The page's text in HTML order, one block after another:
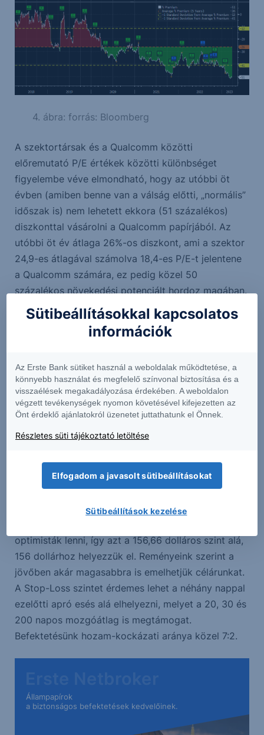
4. ábra: forrás: Bloomberg
A szektortársak és a Qualcomm közötti
előremutató P/E értékek közötti különbséget
figyelembe véve elmondható, hogy az utóbbi öt
évben (amiben benne van a válság előtti, „normális”
időszak is) nem lehetett ekkora (51 százalékos)
diszkonttal vásárolni a Qualcomm papírjából. Az
utóbbi öt év átlaga 26%-os diszkont, ami a szektor
24,9-es átlagával számolva 18,4-es P/E-t jelentene
a Qualcomm számára, ez pedig közel 50
százalékos növekedési potenciált hordoz magában.
Összegzés, stratégia
mélypontja elérkezhetett, vagy a következő
negyedév folyamán fog elérkezni. Ez jó hír a
Qualcommnak, melynek fő terméket a világ
legnagyobb mobiltelefongyártói vásárolják fel. Az
árfolyam már november óta emelkedik, mi pedig
lendületet fog adni a részvénynek. A 18,4-es P/E-
ráta 191 dolláros árfolyamot jelentene a jelenlegi
optimisták lenni, így azt a 156,66 dolláros szint alá,
156 dollárhoz helyezzük el. Reményeink szerint a
jövőben akár magasabbra is emelhetjük célárunkat.
A Stop-Loss szintet érdemes lehet a néhány nappal
ezelőtti apró esés alá elhelyezni, melyet a 20, 30 és
200 napos mozgóátlag is megtámogat.
Befektetésünk hozam-kockázati aránya közel 7:2.
Állampapírok
a biztonságos befektetések kedvelőinek.
Sütibeállításokkal kapcsolatos
információk
Az Erste Bank sütiket használ a weboldalak működtetése, a
könnyebb használat és megfelelő színvonal biztosítása és a
visszaélések megakadályozása érdekében. A weboldalon
végzett tevékenységek nyomon követésével kifejezetten az
Önt érdeklő ajánlatokról üzenetet juttathatunk el Önnek.
Részletes süti tájékoztató letöltése
Elfogadom a javasolt sütibeállításokat
Sütibeállítások kezelése